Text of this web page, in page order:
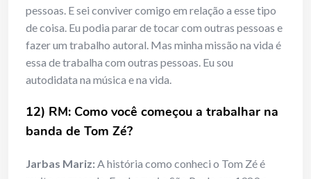
pessoas. E sei conviver comigo em relação a esse tipo
de coisa. Eu podia parar de tocar com outras pessoas e
fazer um trabalho autoral. Mas minha missão na vida é
essa de trabalha com outras pessoas. Eu sou
autodidata na música e na vida.
12) RM: Como você começou a trabalhar na
banda de Tom Zé?
Jarbas Mariz:A história como conheci o Tom Zé é